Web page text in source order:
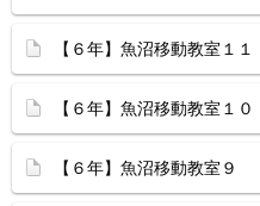
【６年】魚沼移動教室１１
【６年】魚沼移動教室１０
【６年】魚沼移動教室９